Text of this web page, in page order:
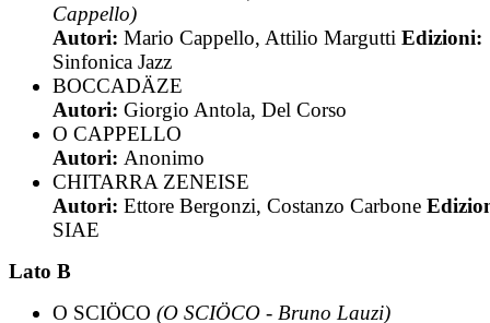
Cappello)
Autori: Mario Cappello, Attilio Margutti Edizioni:
Sinfonica Jazz
BOCCADÄZE
Autori: Giorgio Antola, Del Corso
O CAPPELLO
Autori: Anonimo
CHITARRA ZENEISE
Autori: Ettore Bergonzi, Costanzo Carbone
SIAE
Lato B
O SCIÖCO (O SCIÖCO - Bruno Lauzi)